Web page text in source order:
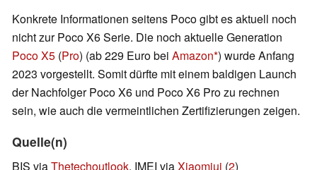
Konkrete Informationen seitens Poco gibt es aktuell noch
nicht zur Poco X6 Serie. Die noch aktuelle Generation
Poco X5 (Pro) (ab 229 Euro bei Amazon ) wurde Anfang
2023 vorgestellt. Somit dürfte mit einem baldigen Launch
der Nachfolger Poco X6 und Poco X6 Pro zu rechnen
sein, wie auch die vermeintlichen Zertifizierungen zeigen.
Quelle(n)
BIS viaThetechoutlook, IMEI viaXiaomiui (2)